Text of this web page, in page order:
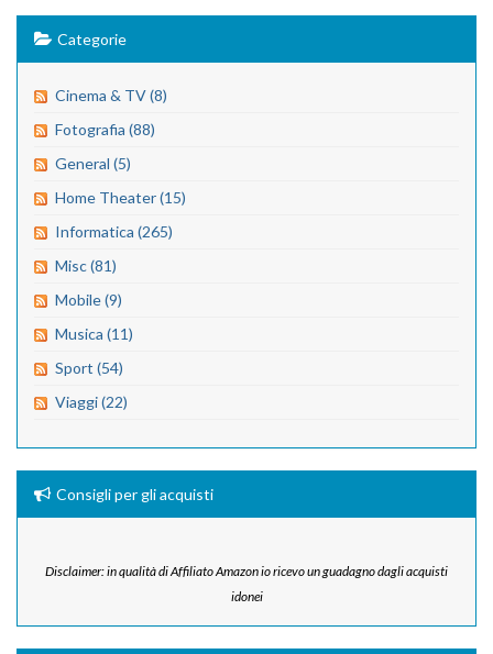
Categorie
Cinema & TV (8)
Fotografia (88)
General (5)
Home Theater (15)
Informatica (265)
Misc (81)
Mobile (9)
Musica (11)
Sport (54)
Viaggi (22)
Consigli per gli acquisti
Disclaimer: in qualità di Affiliato Amazon io ricevo un guadagno dagli acquisti
idonei